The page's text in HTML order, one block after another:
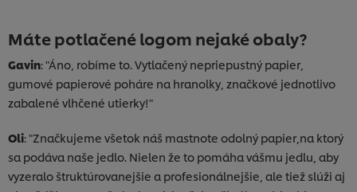
Máte potlačené logom nejaké obaly?
Gavin: "Áno, robíme to. Vytlačený nepriepustný papier,
gumové papierové poháre na hranolky, značkové jednotlivo
zabalené vlhčené utierky!"
Oli: "Značkujeme všetok náš mastnote odolný papier,na ktorý
sa podáva naše jedlo. Nielen že to pomáha vášmu jedlu, aby
vyzeralo štruktúrovanejšie a profesionálnejšie, ale tiež slúži aj